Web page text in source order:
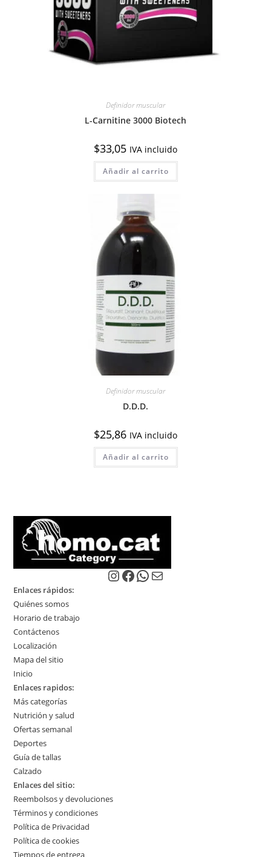
Definidor muscular
L-Carnitine 3000 Biotech
$33,05 IVA incluido
Añadir al carrito
Definidor muscular
D.D.D.
$25,86 IVA incluido
Añadir al carrito
Instagram
Facebook
WhatsApp
Correo electrónico
Enlaces rápidos:
Quiénes somos
Horario de trabajo
Contáctenos
Localización
Mapa del sitio
Inicio
Enlaces rapidos:
Más categorías
Nutrición y salud
Ofertas semanal
Deportes
Guía de tallas
Calzado
Enlaces del sitio:
Reembolsos y devoluciones
Términos y condiciones
Política de Privacidad
Política de cookies
Tiempos de entrega